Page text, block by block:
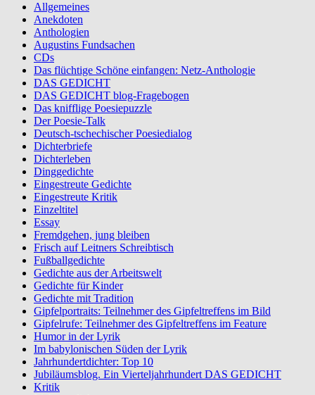
Allgemeines
Anekdoten
Anthologien
Augustins Fundsachen
CDs
Das flüchtige Schöne einfangen: Netz-Anthologie
DAS GEDICHT
DAS GEDICHT blog-Fragebogen
Das knifflige Poesiepuzzle
Der Poesie-Talk
Deutsch-tschechischer Poesiedialog
Dichterbriefe
Dichterleben
Dinggedichte
Eingestreute Gedichte
Eingestreute Kritik
Einzeltitel
Essay
Fremdgehen, jung bleiben
Frisch auf Leitners Schreibtisch
Fußballgedichte
Gedichte aus der Arbeitswelt
Gedichte für Kinder
Gedichte mit Tradition
Gipfelportraits: Teilnehmer des Gipfeltreffens im Bild
Gipfelrufe: Teilnehmer des Gipfeltreffens im Feature
Humor in der Lyrik
Im babylonischen Süden der Lyrik
Jahrhundertdichter: Top 10
Jubiläumsblog. Ein Vierteljahrhundert DAS GEDICHT
Kritik